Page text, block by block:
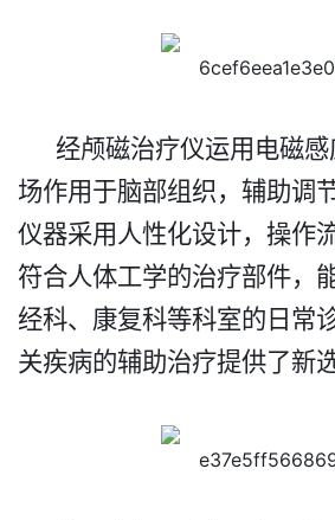
经颅磁治疗仪运用电磁
场作用于脑部组织，辅助调
仪器采用人性化设计，操作
符合人体工学的治疗部件，
经科、康复科等科室的日常
关疾病的辅助治疗提供了新选